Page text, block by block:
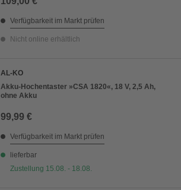
Verfügbarkeit im Markt prüfen
Nicht online erhältlich
AL-KO
Akku-Hochentaster »CSA 1820«, 18 V, 2,5 Ah,
ohne Akku
99,99 €
Verfügbarkeit im Markt prüfen
lieferbar
Zustellung 15.08. - 18.08.